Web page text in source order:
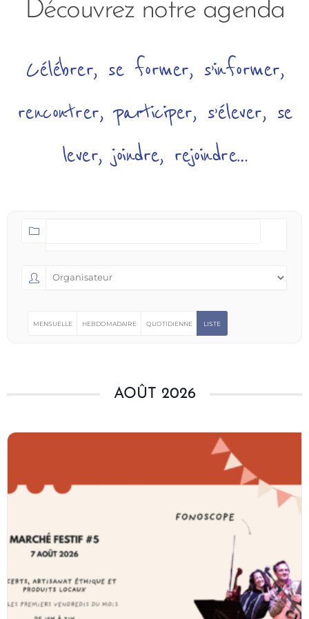
Découvrez notre agenda
Célébrer, se former, s’informer,
rencontrer, participer, s’élever, se
lever, joindre, rejoindre…
MENSUELLE HEBDOMADAIRE QUOTIDIENNE LISTE
AOÛT 2026